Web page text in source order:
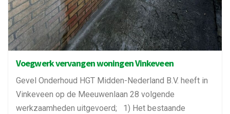
Voegwerk vervangen woningen Vinkeveen
Gevel Onderhoud HGT Midden-Nederland B.V. heeft in
Vinkeveen op de Meeuwenlaan 28 volgende
werkzaamheden uitgevoerd; 1) Het bestaande